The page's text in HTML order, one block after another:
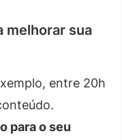
melhorar sua
entre 20h
para o seu